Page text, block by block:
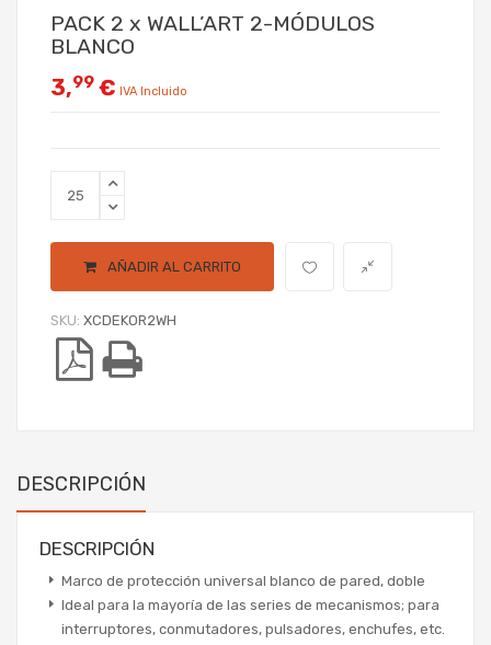
PACK 2 x WALL’ART 2-MÓDULOS
BLANCO
3,99 € IVA Incluido
AÑADIR AL CARRITO
SKU: XCDEKOR2WH
DESCRIPCIÓN
DESCRIPCIÓN
Marco de protección universal blanco de pared, doble
Ideal para la mayoría de las series de mecanismos; para
interruptores, conmutadores, pulsadores, enchufes, etc.